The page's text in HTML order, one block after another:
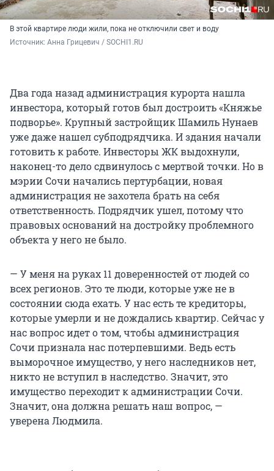
В этой квартире люди жили, пока не отключили свет и воду
Источник: Анна Грицевич / SOCHI1.RU
Два года назад администрация курорта нашла
инвестора, который готов был достроить «Княжье
подворье». Крупный застройщик Шамиль Нунаев
уже даже нашел субподрядчика. И здания начали
готовить к работе. Инвесторы ЖК выдохнули,
наконец-то дело сдвинулось с мертвой точки. Но в
мэрии Сочи начались пертурбации, новая
администрация не захотела брать на себя
ответственность. Подрядчик ушел, потому что
правовых оснований на достройку проблемного
объекта у него не было.
— У меня на руках 11 доверенностей от людей со
всех регионов. Это те люди, которые уже не в
состоянии сюда ехать. У нас есть те кредиторы,
которые умерли и не дождались квартир. Сейчас у
нас вопрос идет о том, чтобы администрация
Сочи признала нас потерпевшими. Ведь есть
выморочное имущество, у него наследников нет,
никто не вступил в наследство. Значит, это
имущество переходит к администрации Сочи.
Значит, она должна решать наш вопрос, —
уверена Людмила.